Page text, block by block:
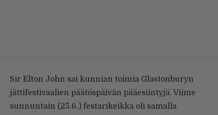
Sir Elton John sai kunnian toimia Glastonburyn
jättifestivaalien päätöspäivän pääesiintyjä. Viime
sunnuntain (25.6.) festarikeikka oli samalla